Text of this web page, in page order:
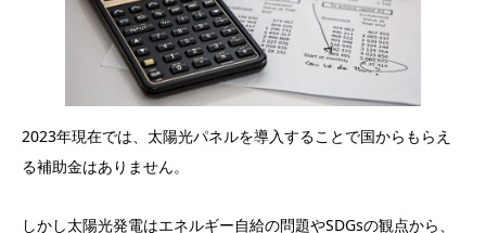
2023年現在では、太陽光パネルを導入することで国からもらえ
る補助金はありません。
しかし太陽光発電はエネルギー自給の問題やSDGsの観点から、